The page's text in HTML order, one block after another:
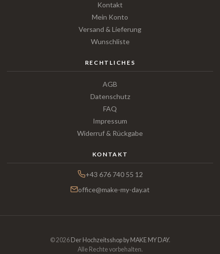
Kontakt
Mein Konto
Versand & Lieferung
Wunschliste
RECHTLICHES
AGB
Datenschutz
FAQ
Impressum
Widerruf & Rückgabe
KONTAKT
+43 676 740 55 12
office@make-my-day.at
© 2026 Der Hochzeitsshop by MAKE MY DAY.
Alle Rechte vorbehalten.